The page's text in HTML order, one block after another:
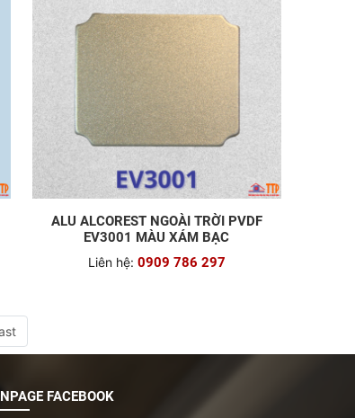
ALU ALCOREST NGOÀI TRỜI PVDF
EV3001 MÀU XÁM BẠC
Liên hệ: 0909 786 297
FACEBOOK